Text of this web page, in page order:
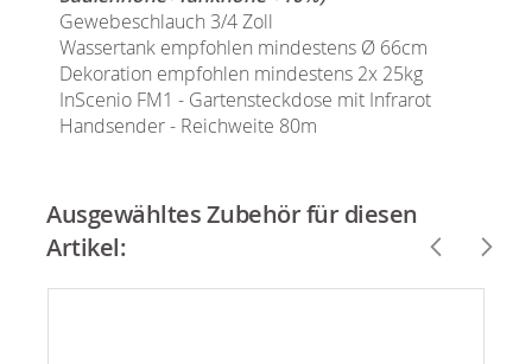
Gewebeschlauch 3/4 Zoll
Wassertank empfohlen mindestens Ø 66cm
Dekoration empfohlen mindestens 2x 25kg
InScenio FM1 - Gartensteckdose mit Infrarot
Handsender - Reichweite 80m
Ausgewähltes Zubehör für diesen
Artikel: